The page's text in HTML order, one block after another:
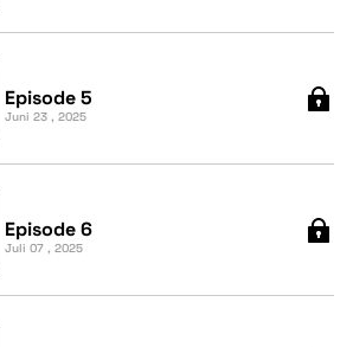
Episode 5
Juni 23 , 2025
Episode 6
Juli 07 , 2025